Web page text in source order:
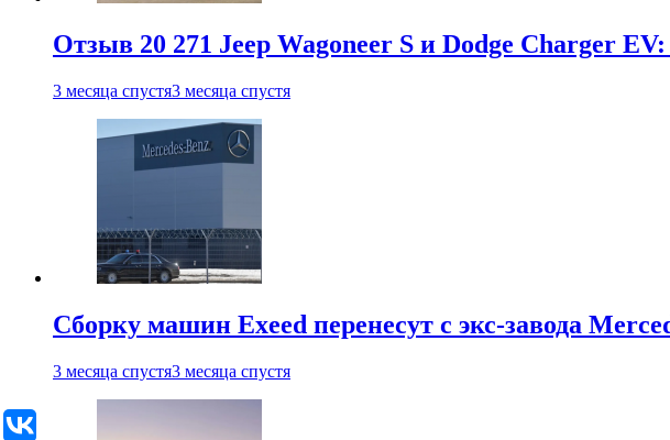
Отзыв 20 271 Jeep Wagoneer S и Dodge Charger
3 месяца спустя3 месяца спустя
Сборку машин Exeed перенесут с экс-завода
3 месяца спустя3 месяца спустя